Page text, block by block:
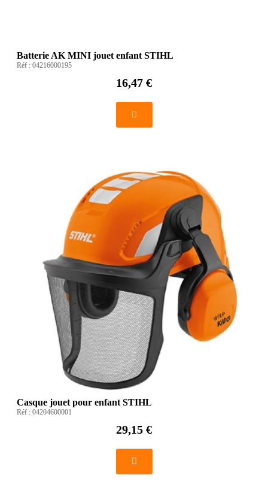
Batterie AK MINI jouet enfant STIHL
Réf : 04216000195
16,47 €
Casque jouet pour enfant STIHL
Réf : 04204600001
29,15 €